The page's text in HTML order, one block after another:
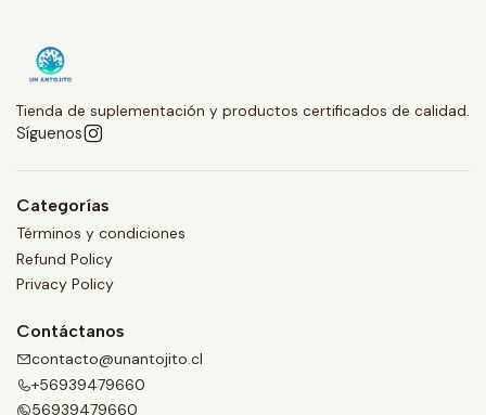
Tienda de suplementación y productos certificados de calidad.
Síguenos
Categorías
Términos y condiciones
Refund Policy
Privacy Policy
Contáctanos
contacto@unantojito.cl
+56939479660
56939479660